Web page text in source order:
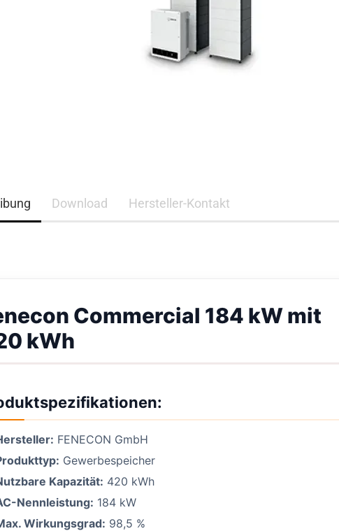
Download Hersteller-Kontakt
Commercial 184 kW mit
kWh
FENECON GmbH
Gewerbespeicher
Kapazität: 420 kWh
Nennleistung: 184 kW
Wirkungsgrad: 98,5 %